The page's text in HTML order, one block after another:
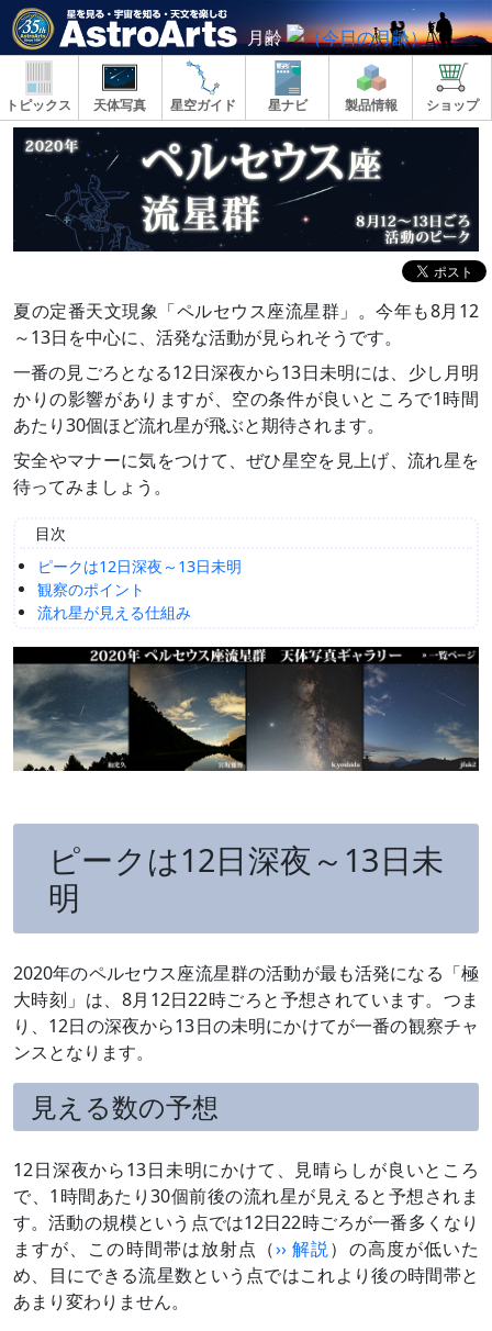
月齢
トピックス 天体写真 星空ガイド 星ナビ 製品情報 ショップ
夏の定番天文現象「ペルセウス座流星群」。今年も8月12
～13日を中心に、活発な活動が見られそうです。
一番の見ごろとなる12日深夜から13日未明には、少し月明
かりの影響がありますが、空の条件が良いところで1時間
あたり30個ほど流れ星が飛ぶと期待されます。
安全やマナーに気をつけて、ぜひ星空を見上げ、流れ星を
待ってみましょう。
目次
ピークは12日深夜～13日未明
観察のポイント
流れ星が見える仕組み
ピークは12日深夜～13日未
明
2020年のペルセウス座流星群の活動が最も活発になる「極
大時刻」は、8月12日22時ごろと予想されています。つま
り、12日の深夜から13日の未明にかけてが一番の観察チャ
ンスとなります。
見える数の予想
12日深夜から13日未明にかけて、見晴らしが良いところ
で、1時間あたり30個前後の流れ星が見えると予想されま
す。活動の規模という点では12日22時ごろが一番多くなり
ますが、この時間帯は放射点（›› 解説）の高度が低いた
め、目にできる流星数という点ではこれより後の時間帯と
あまり変わりません。